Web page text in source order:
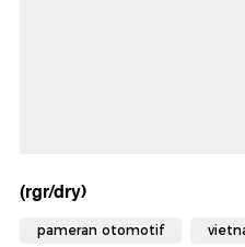
(rgr/dry)
pameran otomotif